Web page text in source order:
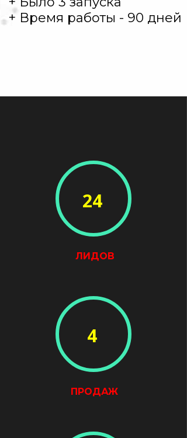
+ Время работы - 90 дней
ПРОДАЖ
ЛИДОВ
24
4